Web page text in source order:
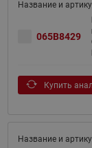
065B8429
Купить